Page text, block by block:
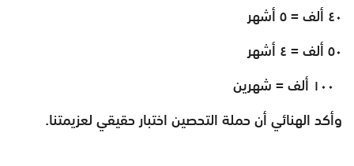
٤٠ ألف = ٥ أشهر
٥٠ ألف = ٤ أشهر
وأكد الهنائي أن حملة التحصين اختبار حقيقي لعزيمتنا.